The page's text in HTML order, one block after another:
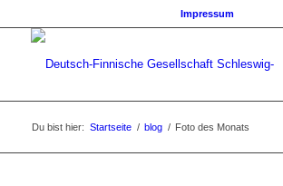
Impressum
Du bist hier: Startseite / blog / Foto des Monats